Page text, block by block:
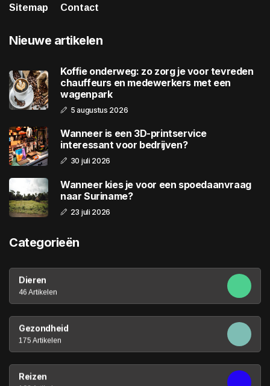
Sitemap
Contact
Nieuwe artikelen
Koffie onderweg: zo zorg je voor tevreden
chauffeurs en medewerkers met een
wagenpark
5 augustus 2026
Wanneer is een 3D-printservice
interessant voor bedrijven?
30 juli 2026
Wanneer kies je voor een spoedaanvraag
naar Suriname?
23 juli 2026
Categorieën
Dieren
46 Artikelen
Gezondheid
175 Artikelen
Reizen